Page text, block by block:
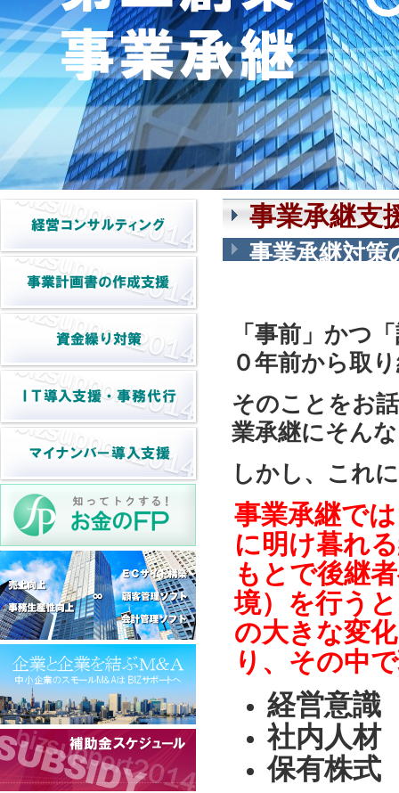
事業承継支
事業承継対策
「事前」かつ
０年前から取
そのことをお
業承継にそん
しかし、これ
事業承継で
に明け暮れ
もとで後継
境）を行う
の大きな変
り、その中
経営意識
社内人材
保有株式